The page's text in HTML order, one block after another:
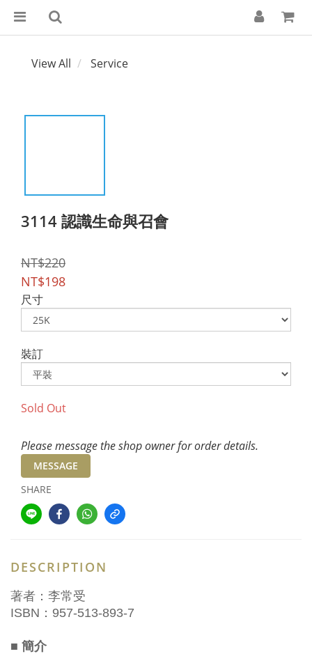
View All Service
3114 認識生命與召會
NT$220
NT$198
尺寸
裝訂
Sold Out
Please message the shop owner for order details.
MESSAGE
SHARE
DESCRIPTION
著者：李常受
ISBN：957-513-893-7
■ 簡介